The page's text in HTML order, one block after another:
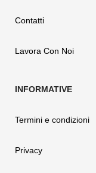
Contatti
Lavora Con Noi
Termini e condizioni
Privacy